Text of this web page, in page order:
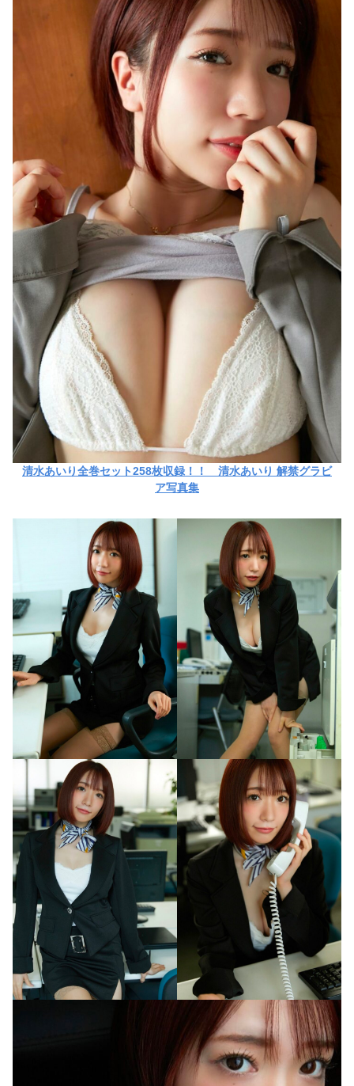
清水あいり全巻セット258枚収録！！ 清水あいり 解禁グラビ
ア写真集